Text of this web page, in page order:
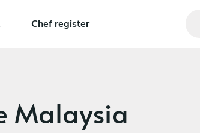
Chef register
Malaysia